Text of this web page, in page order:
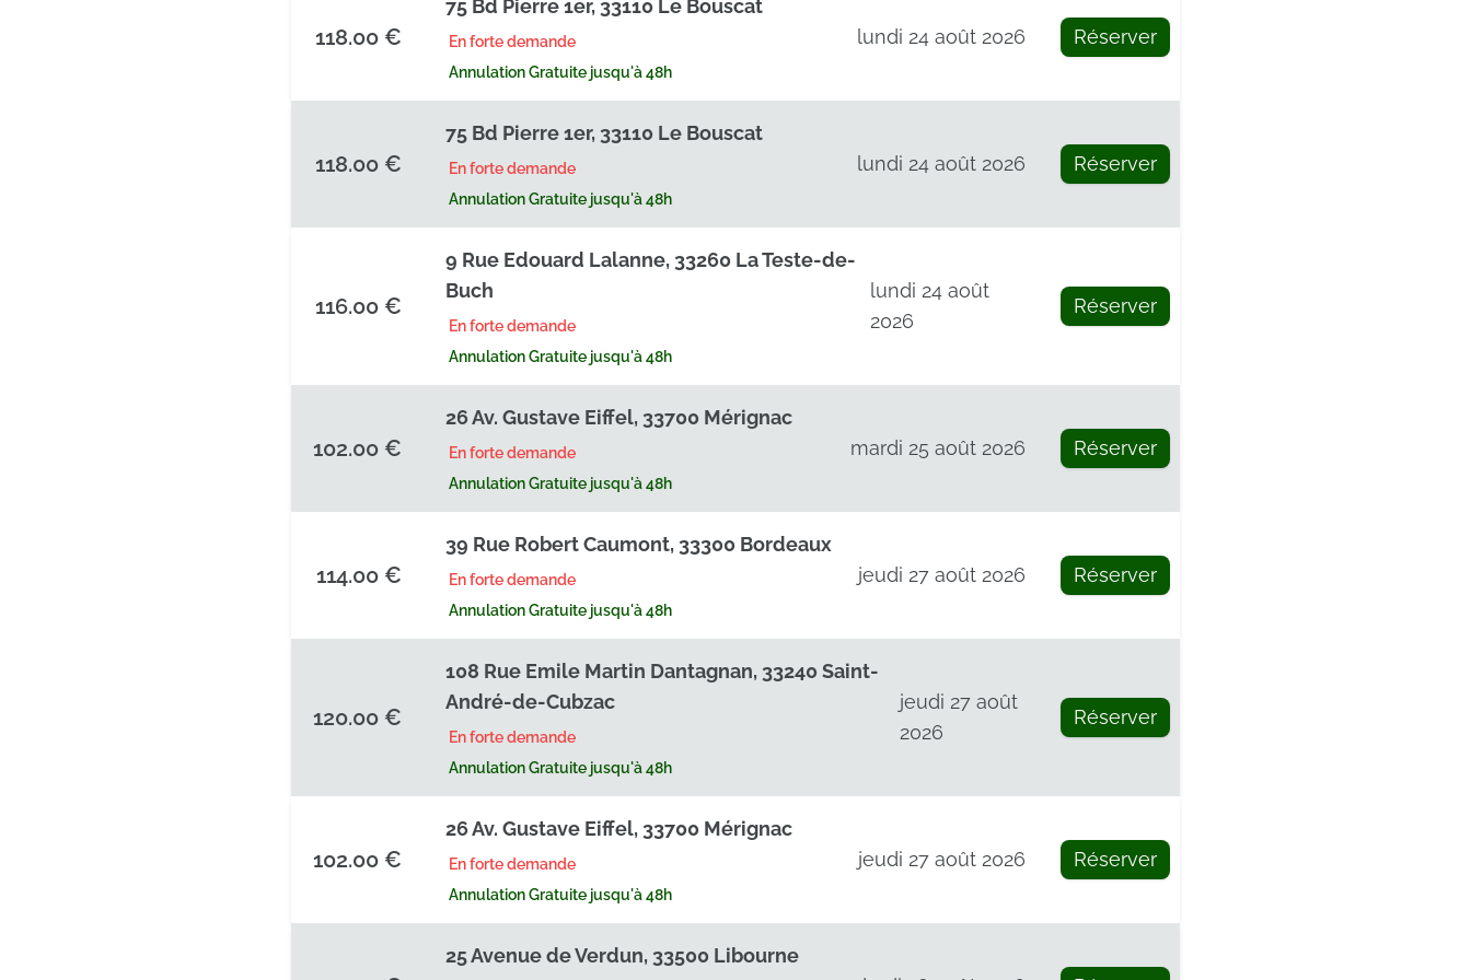
118.00 €
75 Bd Pierre 1er, 33110 Le Bouscat
En forte demande
Annulation Gratuite jusqu'à 48h
lundi 24 août 2026 Réserver
118.00 €
75 Bd Pierre 1er, 33110 Le Bouscat
En forte demande
Annulation Gratuite jusqu'à 48h
lundi 24 août 2026 Réserver
116.00 €
9 Rue Edouard Lalanne, 33260 La Teste-de-
Buch
En forte demande
Annulation Gratuite jusqu'à 48h
lundi 24 août
2026
Réserver
102.00 €
26 Av. Gustave Eiffel, 33700 Mérignac
En forte demande
Annulation Gratuite jusqu'à 48h
mardi 25 août 2026 Réserver
114.00 €
39 Rue Robert Caumont, 33300 Bordeaux
En forte demande
Annulation Gratuite jusqu'à 48h
jeudi 27 août 2026 Réserver
120.00 €
108 Rue Emile Martin Dantagnan, 33240 Saint-
André-de-Cubzac
En forte demande
Annulation Gratuite jusqu'à 48h
jeudi 27 août
2026
Réserver
102.00 €
26 Av. Gustave Eiffel, 33700 Mérignac
En forte demande
Annulation Gratuite jusqu'à 48h
jeudi 27 août 2026 Réserver
25 Avenue de Verdun, 33500 Libourne